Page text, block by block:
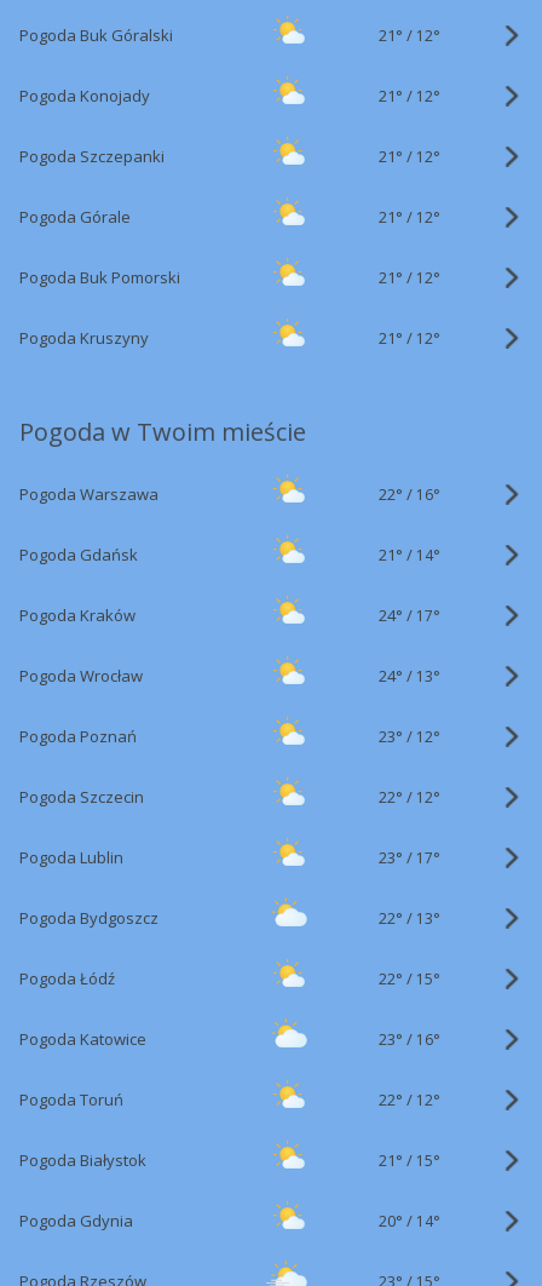
Pogoda Buk Góralski 21° / 12°
Pogoda Konojady 21° / 12°
Pogoda Szczepanki 21° / 12°
Pogoda Górale 21° / 12°
Pogoda Buk Pomorski 21° / 12°
Pogoda Kruszyny 21° / 12°
Pogoda w Twoim mieście
Pogoda Warszawa 22° / 16°
Pogoda Gdańsk 21° / 14°
Pogoda Kraków 24° / 17°
Pogoda Wrocław 24° / 13°
Pogoda Poznań 23° / 12°
Pogoda Szczecin 22° / 12°
Pogoda Lublin 23° / 17°
Pogoda Bydgoszcz 22° / 13°
Pogoda Łódź 22° / 15°
Pogoda Katowice 23° / 16°
Pogoda Toruń 22° / 12°
Pogoda Białystok 21° / 15°
Pogoda Gdynia 20° / 14°
Pogoda Rzeszów 23° / 15°